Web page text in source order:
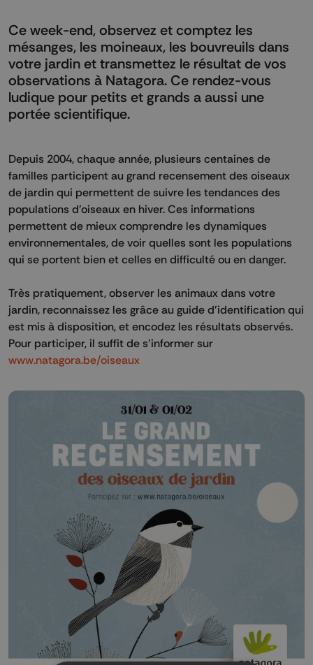
Ce week-end, observez et comptez les
mésanges, les moineaux, les bouvreuils dans
votre jardin et transmettez le résultat de vos
observations à Natagora. Ce rendez-vous
ludique pour petits et grands a aussi une
portée scientifique.
Depuis 2004, chaque année, plusieurs centaines de
familles participent au grand recensement des oiseaux
de jardin qui permettent de suivre les tendances des
populations d'oiseaux en hiver. Ces informations
permettent de mieux comprendre les dynamiques
environnementales, de voir quelles sont les populations
qui se portent bien et celles en difficulté ou en danger.
Très pratiquement, observer les animaux dans votre
jardin, reconnaissez les grâce au guide d'identification qui
est mis à disposition, et encodez les résultats observés.
Pour participer, il suffit de s'informer sur
www.natagora.be/oiseaux